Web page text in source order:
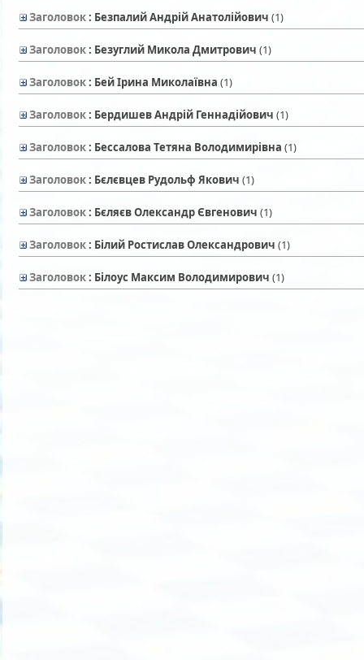
Заголовок: Безпалий Андрій Анатолійович ‎(1)
Заголовок: Безуглий Микола Дмитрович ‎(1)
Заголовок: Бей Ірина Миколаївна ‎(1)
Заголовок: Бердишев Андрій Геннадійович ‎(1)
Заголовок: Бессалова Тетяна Володимирівна ‎(1)
Заголовок: Бєлєвцев Рудольф Якович ‎(1)
Заголовок: Бєляєв Олександр Євгенович ‎(1)
Заголовок: Білий Ростислав Олександрович ‎(1)
Заголовок: Білоус Максим Володимирович ‎(1)